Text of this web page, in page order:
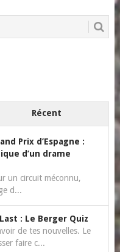
Récent
Prix d’Espagne :
d’un drame
un circuit méconnu,
d...
: Le Berger Quiz
de tes nouvelles. Le
faire c...